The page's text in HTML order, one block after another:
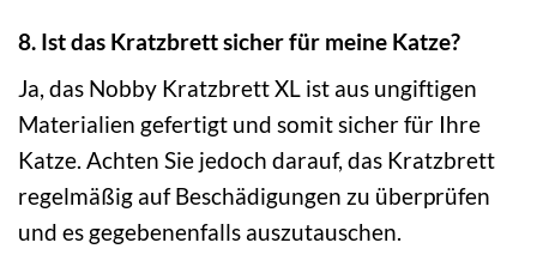
8. Ist das Kratzbrett sicher für meine Katze?
Ja, das Nobby Kratzbrett XL ist aus ungiftigen
Materialien gefertigt und somit sicher für Ihre
Katze. Achten Sie jedoch darauf, das Kratzbrett
regelmäßig auf Beschädigungen zu überprüfen
und es gegebenenfalls auszutauschen.